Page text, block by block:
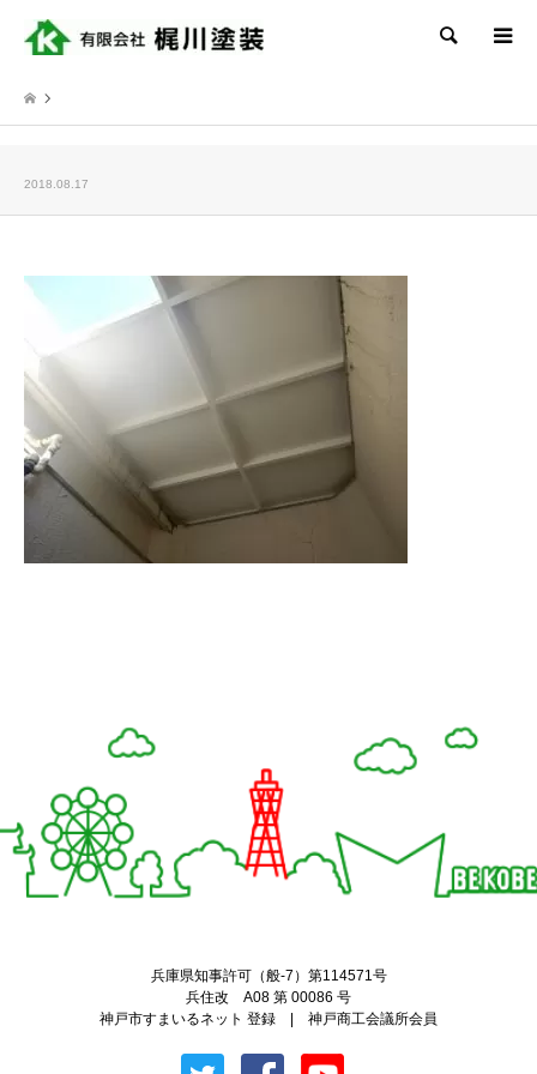
検索
2018.08.17
兵庫県知事許可（般-7）第114571号
兵住改 A08 第 00086 号
神戸市すまいるネット 登録 | 神戸商工会議所会員